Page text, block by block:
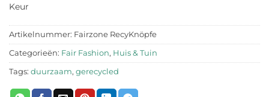
Keur
Artikelnummer: Fairzone RecyKnöpfe
Categorieën: Fair Fashion, Huis & Tuin
Tags: duurzaam, gerecycled